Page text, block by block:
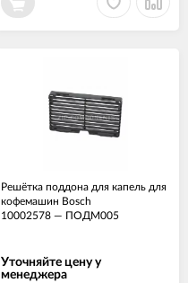
Решётка поддона для капель для
кофемашин Bosch
10002578 — ПОДМ005
Уточняйте цену у
менеджера